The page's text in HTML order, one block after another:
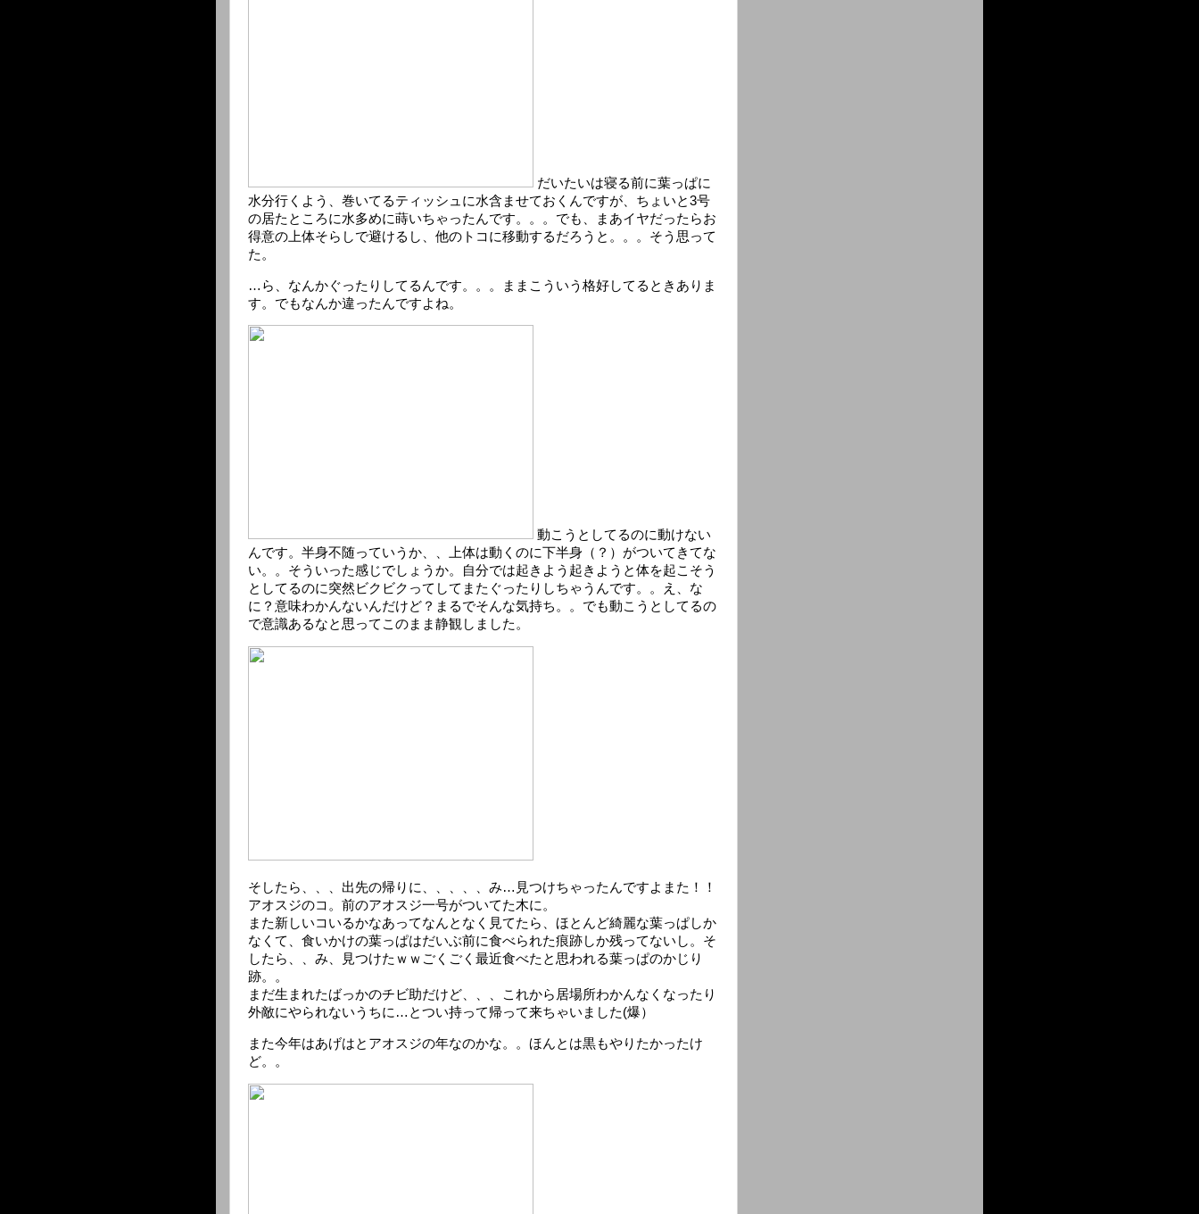
だいたいは寝る前に葉っぱに
水分行くよう、巻いてるティッシュに水含ませておくんですが、ちょいと3号
の居たところに水多めに蒔いちゃったんです。。。でも、まあイヤだったらお
得意の上体そらしで避けるし、他のトコに移動するだろうと。。。そう思って
た。
…ら、なんかぐったりしてるんです。。。ままこういう格好してるときありま
す。でもなんか違ったんですよね。
動こうとしてるのに動けない
んです。半身不随っていうか、、上体は動くのに下半身（？）がついてきてな
い。。そういった感じでしょうか。自分では起きよう起きようと体を起こそう
としてるのに突然ビクビクってしてまたぐったりしちゃうんです。。え、な
に？意味わかんないんだけど？まるでそんな気持ち。。でも動こうとしてるの
で意識あるなと思ってこのまま静観しました。
そしたら、、、出先の帰りに、、、、、み…見つけちゃったんですよまた！！
アオスジのコ。前のアオスジ一号がついてた木に。
また新しいコいるかなあってなんとなく見てたら、ほとんど綺麗な葉っぱしか
なくて、食いかけの葉っぱはだいぶ前に食べられた痕跡しか残ってないし。そ
したら、、み、見つけたｗｗごくごく最近食べたと思われる葉っぱのかじり
跡。。
まだ生まれたばっかのチビ助だけど、、、これから居場所わかんなくなったり
外敵にやられないうちに…とつい持って帰って来ちゃいました(爆）
また今年はあげはとアオスジの年なのかな。。ほんとは黒もやりたかったけ
ど。。